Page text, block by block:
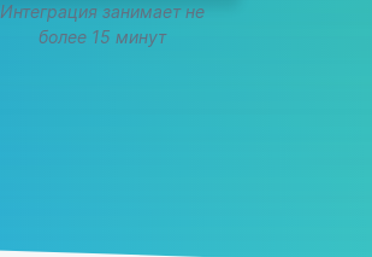
Интеграция занимает не
более 15 минут